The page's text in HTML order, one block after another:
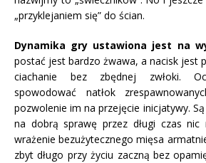
„przyklejaniem się” do ścian.
Dynamika gry ustawiona jest na
postać jest bardzo żwawa, a nacisk jest
ciachanie bez zbędnej zwłoki.
spowodować natłok
pozwolenie im na przejęcie inicjatywy.
na dobrą sprawę przez długi czas
wrażenie bezużytecznego mięsa
zbyt długo przy życiu zaczną bez